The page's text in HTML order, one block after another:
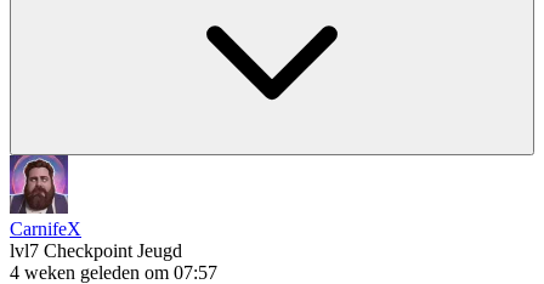
CarnifeX
lvl7 Checkpoint Jeugd
4 weken geleden om 07:57